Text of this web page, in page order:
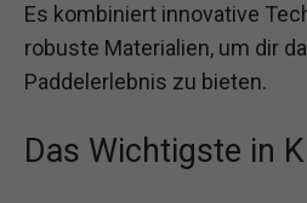
Es kombiniert innovative
robuste Materialien, um dir
Paddelerlebnis zu bieten.
Das Wichtigste in